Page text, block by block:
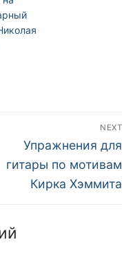
NEXT
Next
post:
Упражнения для
гитары по мотивам
Кирка Хэммита